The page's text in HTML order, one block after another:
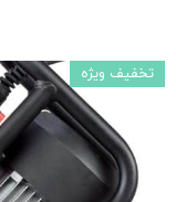
تخفیف ویژه